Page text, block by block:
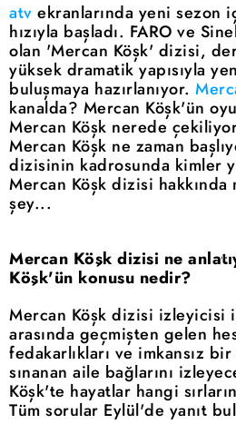
atv ekranlarında yeni sezon
hızıyla başladı. FARO ve
olan 'Mercan Köşk' dizisi,
yüksek dramatik yapısıyla
buluşmaya hazırlanıyor.
kanalda? Mercan Köşk'ün
Mercan Köşk nerede
Mercan Köşk ne zaman
dizisinin kadrosunda kimler
Mercan Köşk dizisi
şey...
Mercan Köşk dizisi ne
Köşk'ün konusu nedir?
Mercan Köşk dizisi izleyicisi
arasında geçmişten gelen
fedakarlıkları ve imkansız
sınanan aile bağlarını
Köşk'te hayatlar hangi
Tüm sorular Eylül'de yanıt